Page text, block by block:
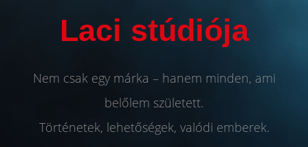
Laci stúdiója
Nem csak egy márka – hanem minden, ami
belőlem született.
Történetek, lehetőségek, valódi emberek.